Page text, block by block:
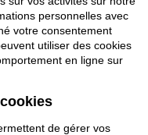
personnelles avec
votre consentement
utiliser des cookies
en ligne sur
de gérer vos